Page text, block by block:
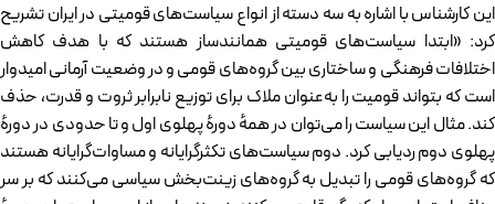
این کارشناس با اشاره به سه دسته از انواع سیاست‌های قومیتی در ایران تشریح
کرد:‌ «ابتدا سیاست‌های قومیتی همانندساز هستند که با هدف کاهش
اختلافات فرهنگی و ساختاری بین گروه‌های قومی و در وضعیت آرمانی امیدوار
است که بتواند قومیت را به‌عنوان ملاک برای توزیع نابرابر ثروت و قدرت، حذف
کند. مثال این سیاست را می‌توان در همهٔ دورهٔ پهلوی اول و تا حدودی در دورهٔ
پهلوی دوم ردیابی کرد. دوم سیاست‌های تکثرگرایانه و مساوات‌گرایانه هستند
که گروه‌های قومی را تبدیل به گروه‌های زینت‌بخش سیاسی می‌کنند که بر سر